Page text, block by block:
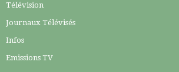
Télévision
Journaux Télévisés
Infos
Emissions TV